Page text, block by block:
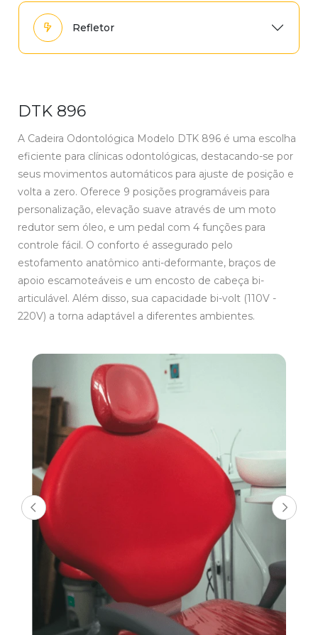
Refletor
DTK 896
A Cadeira Odontológica Modelo DTK 896 é uma escolha
eficiente para clínicas odontológicas, destacando-se por
seus movimentos automáticos para ajuste de posição e
volta a zero. Oferece 9 posições programáveis para
personalização, elevação suave através de um moto
redutor sem óleo, e um pedal com 4 funções para
controle fácil. O conforto é assegurado pelo
estofamento anatômico anti-deformante, braços de
apoio escamoteáveis e um encosto de cabeça bi-
articulável. Além disso, sua capacidade bi-volt (110V -
220V) a torna adaptável a diferentes ambientes.